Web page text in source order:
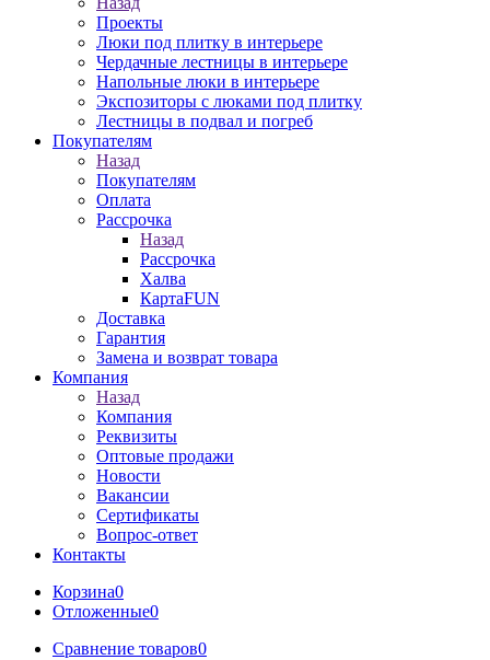
Проекты
Люки под плитку в интерьере
Чердачные лестницы в интерьере
Напольные люки в интерьере
Экспозиторы с люками под плитку
Лестницы в подвал и погреб
Покупателям
Назад
Покупателям
Оплата
Рассрочка
Назад
Рассрочка
Халва
КартаFUN
Доставка
Гарантия
Замена и возврат товара
Компания
Назад
Компания
Реквизиты
Оптовые продажи
Новости
Вакансии
Сертификаты
Вопрос-ответ
Контакты
Корзина0
Отложенные0
Сравнение товаров0